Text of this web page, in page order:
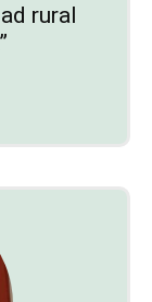
rural